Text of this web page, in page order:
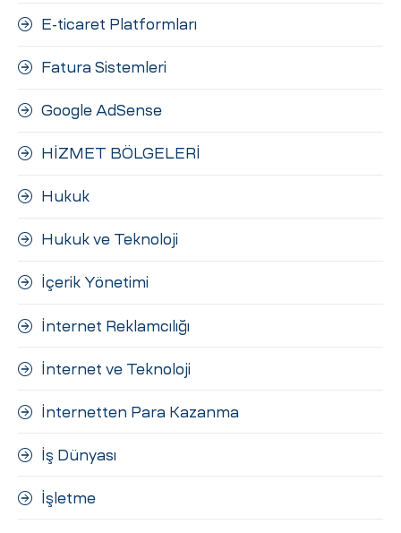
E-ticaret Platformları
Fatura Sistemleri
Google AdSense
HİZMET BÖLGELERİ
Hukuk
Hukuk ve Teknoloji
İçerik Yönetimi
İnternet Reklamcılığı
İnternet ve Teknoloji
İnternetten Para Kazanma
İş Dünyası
İşletme